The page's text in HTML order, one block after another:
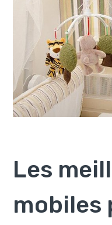
Les
mobiles